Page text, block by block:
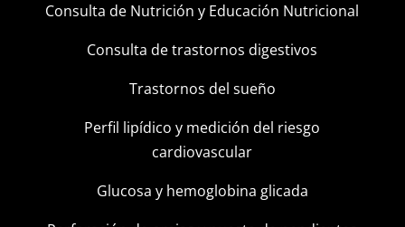
Consulta de Nutrición y Educación Nutricional
Consulta de trastornos digestivos
Trastornos del sueño
Perfil lipídico y medición del riesgo
cardiovascular
Glucosa y hemoglobina glicada